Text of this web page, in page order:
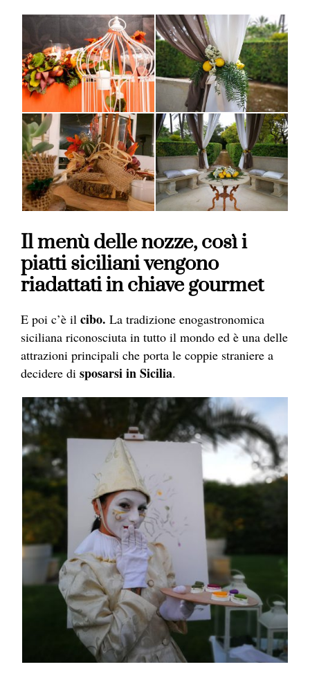
Il menù delle nozze, così i
piatti siciliani vengono
riadattati in chiave gourmet
E poi c’è il cibo. La tradizione enogastronomica
siciliana riconosciuta in tutto il mondo ed è una delle
attrazioni principali che porta le coppie straniere a
decidere di sposarsi in Sicilia.